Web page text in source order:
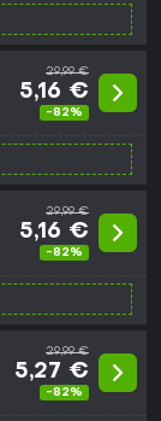
29,99 €
5,16 €
-82%
29,99 €
5,16 €
-82%
29,99 €
5,27 €
-82%